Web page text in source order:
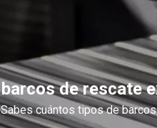
de rescate
cuántos tipos de